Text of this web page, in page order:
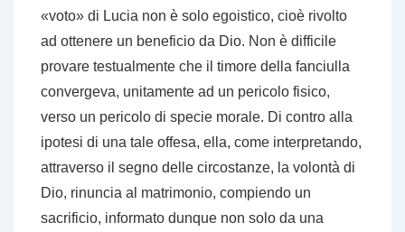
«voto» di Lucia non è solo egoistico, cioè rivolto
ad ottenere un beneficio da Dio. Non è difficile
provare testualmente che il timore della fanciulla
convergeva, unitamente ad un pericolo fisico,
verso un pericolo di specie morale. Di contro alla
ipotesi di una tale offesa, ella, come interpretando,
attraverso il segno delle circostanze, la volontà di
Dio, rinuncia al matrimonio, compiendo un
sacrificio, informato dunque non solo da una